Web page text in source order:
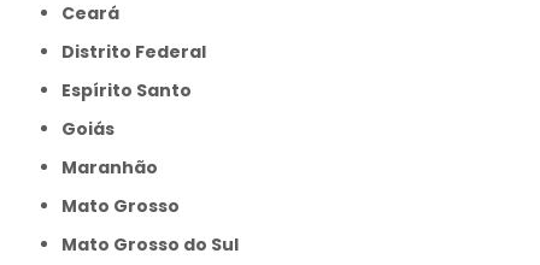
Ceará
Distrito Federal
Espírito Santo
Goiás
Maranhão
Mato Grosso
Mato Grosso do Sul